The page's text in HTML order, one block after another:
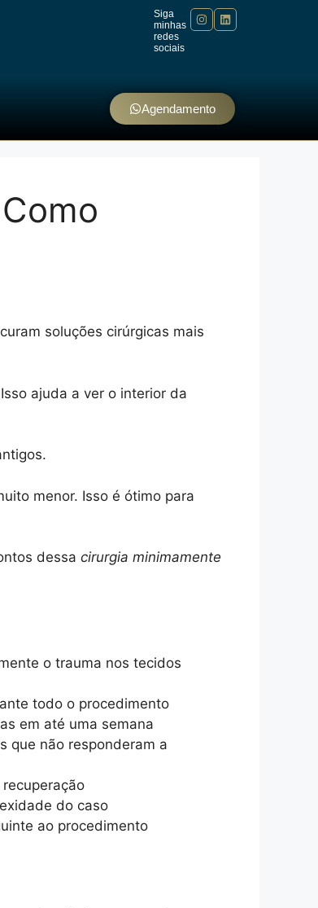
Siga
minhas
redes
sociais
Agendamento
soluções cirúrgicas mais
ajuda a ver o interior da
menor. Isso é ótimo para
dessa cirurgia minimamente
o trauma nos tecidos
todo o procedimento
em até uma semana
que não responderam a
do caso
ao procedimento